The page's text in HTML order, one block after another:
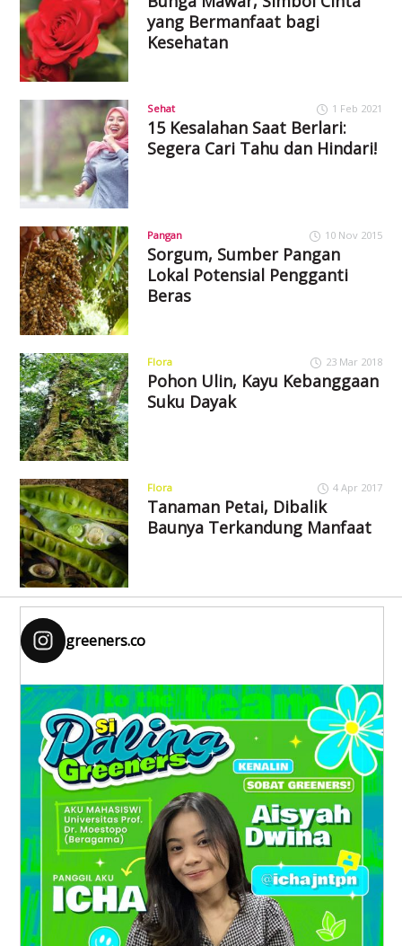
yang Bermanfaat bagi
Kesehatan
Sehat 1 Feb 2021
15 Kesalahan Saat Berlari:
Segera Cari Tahu dan Hindari!
Pangan 10 Nov 2015
Sorgum, Sumber Pangan
Lokal Potensial Pengganti
Beras
Flora 23 Mar 2018
Pohon Ulin, Kayu Kebanggaan
Suku Dayak
Flora 4 Apr 2017
Tanaman Petai, Dibalik
Baunya Terkandung Manfaat
greeners.co